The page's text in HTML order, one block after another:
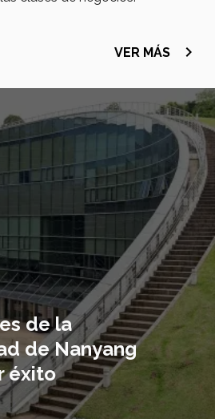
VER MÁS navigate_next
de la
de Nanyang
éxito